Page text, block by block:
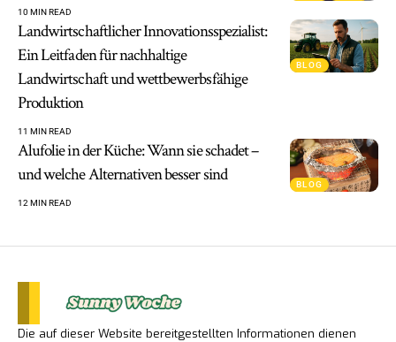
10 MIN READ
BLOG
Landwirtschaftlicher Innovationsspezialist:
Ein Leitfaden für nachhaltige
Landwirtschaft und wettbewerbsfähige
Produktion
11 MIN READ
BLOG
Alufolie in der Küche: Wann sie schadet –
und welche Alternativen besser sind
12 MIN READ
Die auf dieser Website bereitgestellten Informationen dienen